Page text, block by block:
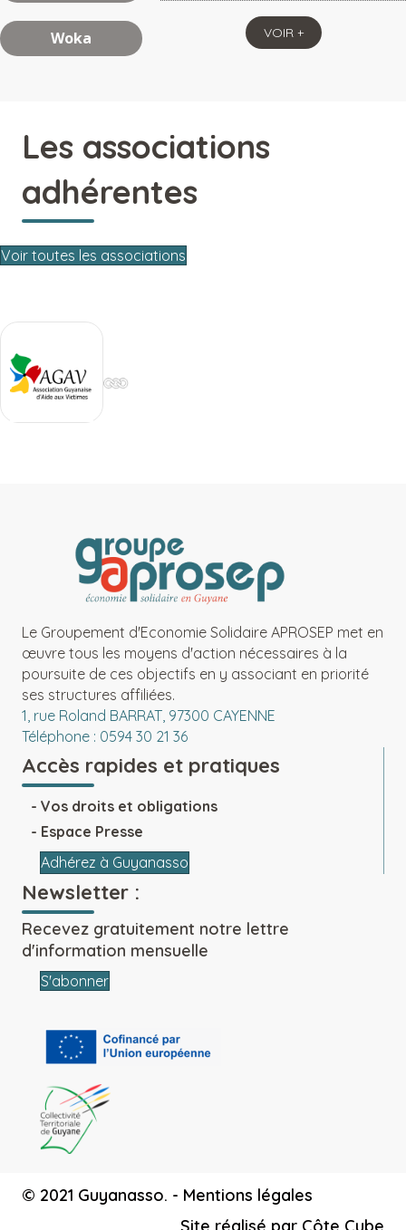
Woka VOIR +
Les associations
adhérentes
Voir toutes les associations
Le Groupement d'Economie Solidaire APROSEP met en
œuvre tous les moyens d'action nécessaires à la
poursuite de ces objectifs en y associant en priorité
ses structures affiliées.
1, rue Roland BARRAT, 97300 CAYENNE
Téléphone : 0594 30 21 36
Accès rapides et pratiques
Vos droits et obligations
Espace Presse
Adhérez à Guyanasso
Newsletter :
Recevez gratuitement notre lettre
d'information mensuelle
S'abonner
© 2021 Guyanasso. - Mentions légales